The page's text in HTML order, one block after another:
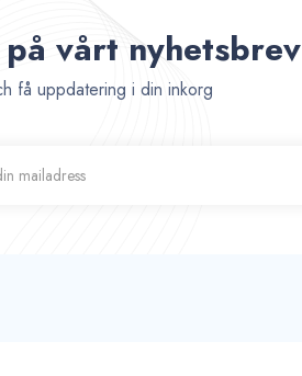
vårt nyhetsbrev
få uppdatering i din inkorg